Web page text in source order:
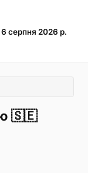
серпня 2026 р.
🇸🇪